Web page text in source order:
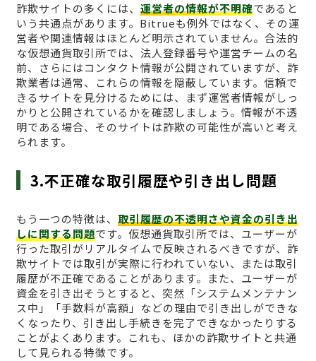
詐欺サイトの多くには、 運営者の情報が不明確であると
いう共通点があります。Bitrueも例外ではなく、その運
営者や関連情報はほとんど明示されていません。合法的
な仮想通貨取引所では、法人登録番号や運営チームの名
前、さらにはコンタクト情報が公開されていますが、詐
欺業者は通常、これらの情報を隠蔽しています。信頼で
きるサイトを見分けるためには、まず運営者情報がしっ
かりと公開されているかを確認しましょう。情報が不透
明である場合、そのサイトは詐欺の可能性が高いと考え
られます。
3.不正確な取引履歴や引き出し問題
もう一つの特徴は、 取引履歴の不透明さや資金の引き出
しに関する問題です。仮想通貨取引所では、ユーザーが
行った取引がリアルタイムで反映されるべきですが、詐
欺サイトでは取引が実際に行われていない、または取引
履歴が不正確であることがあります。また、ユーザーが
資金を引き出そうとすると、突然「システムメンテナン
ス中」「手数料が高額」などの理由で引き出しができな
くなったり、引き出し手続きを完了できなかったりする
ことがよくあります。これも、ほかの詐欺サイトと共通
して見られる特徴です。